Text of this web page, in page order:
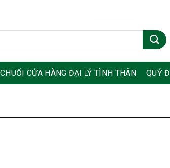
CHUỔI CỬA HÀNG ĐẠI LÝ TÌNH THÂN QUỶ